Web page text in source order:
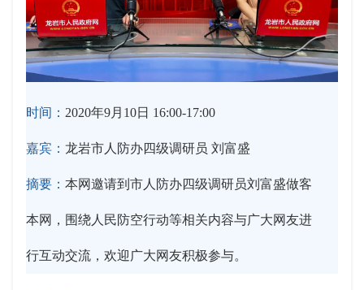
时间： 2020年9月10日 16:00-17:00
嘉宾： 龙岩市人防办四级调研员 刘富盛
摘要： 本网邀请到市人防办四级调研员刘富盛做客
本网，围绕人民防空行动等相关内容与广大网友进
行互动交流，欢迎广大网友积极参与。